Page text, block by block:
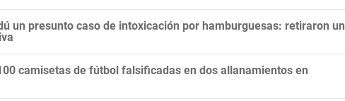
un presunto caso de intoxicación por hamburguesas: retiraron un
camisetas de fútbol falsificadas en dos allanamientos en